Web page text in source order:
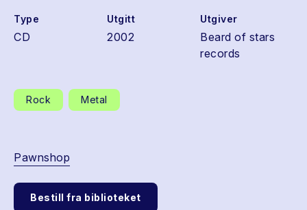
Type
CD
Utgitt
2002
Utgiver
Beard of stars
records
Rock Metal
Pawnshop
Bestill fra biblioteket